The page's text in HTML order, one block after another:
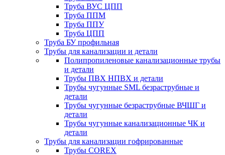
Труба ВУС ЦПП
Труба ППМ
Труба ППУ
Труба ЦПП
Труба БУ профильная
Трубы для канализации и детали
Полипропиленовые канализационные трубы
и детали
Трубы ПВХ НПВХ и детали
Трубы чугунные SML безраструбные и
детали
Трубы чугунные безраструбные ВЧШГ и
детали
Трубы чугунные канализационные ЧК и
детали
Трубы для канализации гофрированные
Трубы COREX